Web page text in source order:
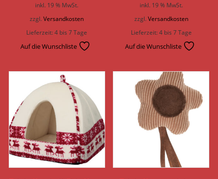
inkl. 19 % MwSt.
zzgl.Versandkosten
Lieferzeit:4 bis 7 Tage
Auf die Wunschliste
inkl. 19 % MwSt.
zzgl. Versandkosten
Lieferzeit:4 bis 7 Tage
Auf die Wunschliste